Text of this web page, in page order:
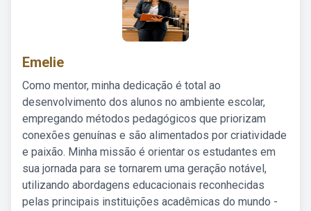
Emelie
Como mentor, minha dedicação é total ao
desenvolvimento dos alunos no ambiente escolar,
empregando métodos pedagógicos que priorizam
conexões genuínas e são alimentados por criatividade
e paixão. Minha missão é orientar os estudantes em
sua jornada para se tornarem uma geração notável,
utilizando abordagens educacionais reconhecidas
pelas principais instituições acadêmicas do mundo -